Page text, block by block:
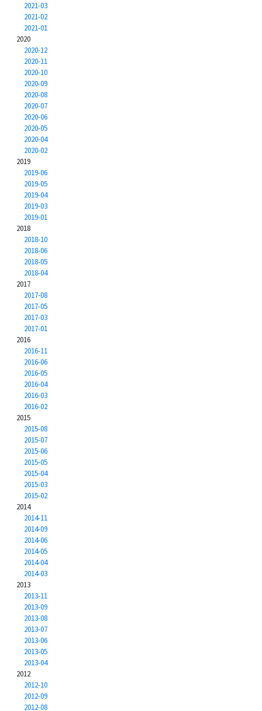
2021-03
2021-02
2021-01
2020
2020-12
2020-11
2020-10
2020-09
2020-08
2020-07
2020-06
2020-05
2020-04
2020-02
2019
2019-06
2019-05
2019-04
2019-03
2019-01
2018
2018-10
2018-06
2018-05
2018-04
2017
2017-08
2017-05
2017-03
2017-01
2016
2016-11
2016-06
2016-05
2016-04
2016-03
2016-02
2015
2015-08
2015-07
2015-06
2015-05
2015-04
2015-03
2015-02
2014
2014-11
2014-09
2014-06
2014-05
2014-04
2014-03
2013
2013-11
2013-09
2013-08
2013-07
2013-06
2013-05
2013-04
2012
2012-10
2012-09
2012-08